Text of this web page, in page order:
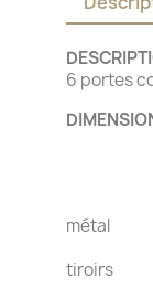
6 portes
2
métal
1
tiroirs